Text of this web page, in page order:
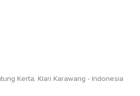
Kerta, Klari Karawang - Indonesia